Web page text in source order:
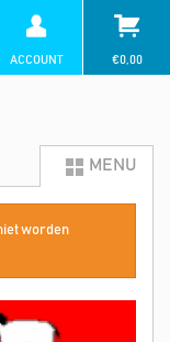
ACCOUNT €0,00
MENU
worden